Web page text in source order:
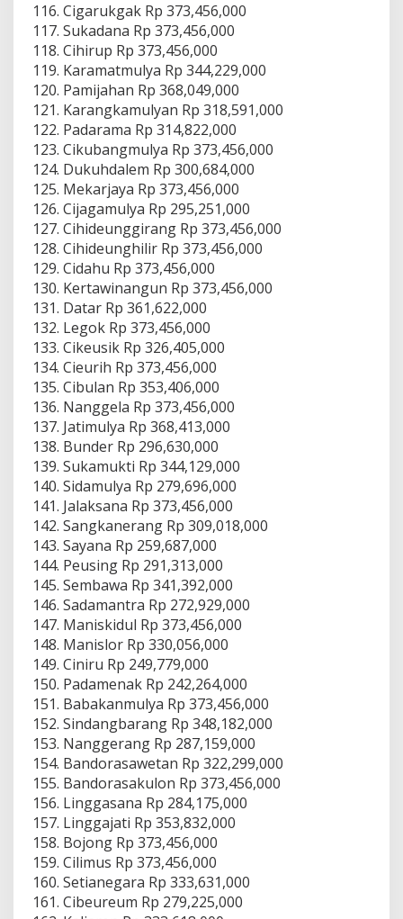
Cigarukgak Rp 373,456,000
Sukadana Rp 373,456,000
Cihirup Rp 373,456,000
Karamatmulya Rp 344,229,000
Pamijahan Rp 368,049,000
Karangkamulyan Rp 318,591,000
Padarama Rp 314,822,000
Cikubangmulya Rp 373,456,000
Dukuhdalem Rp 300,684,000
Mekarjaya Rp 373,456,000
Cijagamulya Rp 295,251,000
Cihideunggirang Rp 373,456,000
Cihideunghilir Rp 373,456,000
Cidahu Rp 373,456,000
Kertawinangun Rp 373,456,000
Datar Rp 361,622,000
Legok Rp 373,456,000
Cikeusik Rp 326,405,000
Cieurih Rp 373,456,000
Cibulan Rp 353,406,000
Nanggela Rp 373,456,000
Jatimulya Rp 368,413,000
Bunder Rp 296,630,000
Sukamukti Rp 344,129,000
Sidamulya Rp 279,696,000
Jalaksana Rp 373,456,000
Sangkanerang Rp 309,018,000
Sayana Rp 259,687,000
Peusing Rp 291,313,000
Sembawa Rp 341,392,000
Sadamantra Rp 272,929,000
Maniskidul Rp 373,456,000
Manislor Rp 330,056,000
Ciniru Rp 249,779,000
Padamenak Rp 242,264,000
Babakanmulya Rp 373,456,000
Sindangbarang Rp 348,182,000
Nanggerang Rp 287,159,000
Bandorasawetan Rp 322,299,000
Bandorasakulon Rp 373,456,000
Linggasana Rp 284,175,000
Linggajati Rp 353,832,000
Bojong Rp 373,456,000
Cilimus Rp 373,456,000
Setianegara Rp 333,631,000
Cibeureum Rp 279,225,000